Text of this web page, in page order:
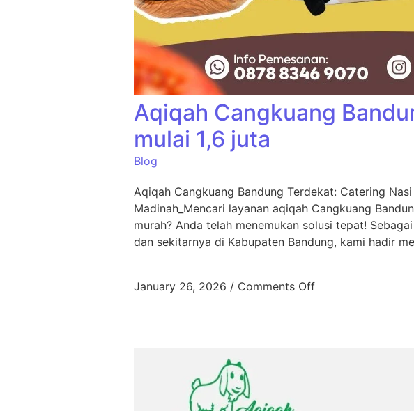
Aqiqah Cangkuang
mulai 1,6 juta
Blog
Aqiqah Cangkuang Bandung Terdekat: Catering
Madinah_Mencari layanan aqiqah Cangkuang
murah? Anda telah menemukan solusi tepat!
dan sekitarnya di Kabupaten Bandung, kami hadir
January 26, 2026 / Comments Off